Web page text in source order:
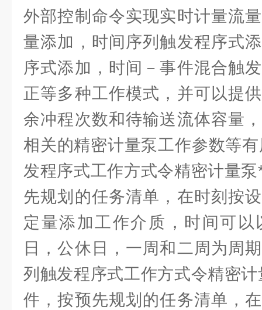
外部控制命令实现实时计量流
量添加，时间序列触发程序式
序式添加，时间－事件混合触
正等多种工作模式，并可以提
余冲程次数和待输送流体容量
相关的精密计量泵工作参数等
发程序式工作方式令精密计量
先规划的任务清单，在时刻按
定量添加工作介质，时间可
日，公休日，一周和二周为周
列触发程序式工作方式令精密
件，按预先规划的任务清单，